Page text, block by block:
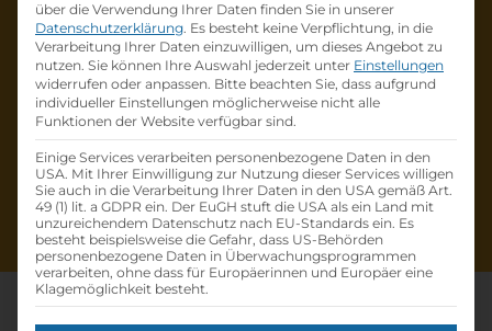
au Schwerpunkt Feinkostfachverkaufbei
BILLA AGist schonbesetzt.
Firmenprofil besuchen
Andere Lehrstelle suchen
über die Verwendung Ihrer Daten finden Sie in unserer
Datenschutzerklärung. Es besteht keine Verpflichtung, in die
Verarbeitung Ihrer Daten einzuwilligen, um dieses Angebot zu
nutzen. Sie können Ihre Auswahl jederzeit unter Einstellungen
widerrufen oder anpassen. Bitte beachten Sie, dass aufgrund
individueller Einstellungen möglicherweise nicht alle
Funktionen der Website verfügbar sind.
Einige Services verarbeiten personenbezogene Daten in den
USA. Mit Ihrer Einwilligung zur Nutzung dieser Services willigen
Sie auch in die Verarbeitung Ihrer Daten in den USA gemäß Art.
49 (1) lit. a GDPR ein. Der EuGH stuft die USA als ein Land mit
unzureichendem Datenschutz nach EU-Standards ein. Es
besteht beispielsweise die Gefahr, dass US-Behörden
personenbezogene Daten in Überwachungsprogrammen
verarbeiten, ohne dass für Europäerinnen und Europäer eine
Klagemöglichkeit besteht.